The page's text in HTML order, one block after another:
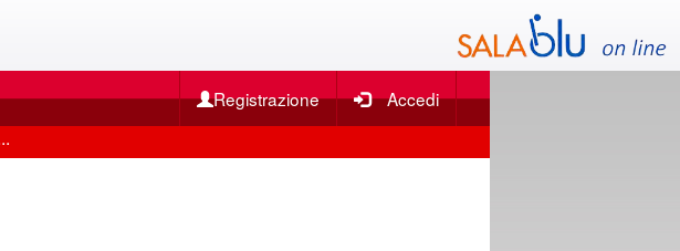
Registrazione Accedi